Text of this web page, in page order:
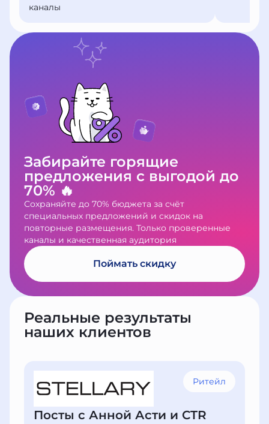
каналы
Забирайте горящие
предложения с выгодой до
70% 🔥
Сохраняйте до 70% бюджета за счёт
специальных предложений и скидок на
повторные размещения. Только проверенные
каналы и качественная аудитория
Поймать скидку
Реальные результаты
наших клиентов
Ритейл
Посты с Анной Асти и CTR